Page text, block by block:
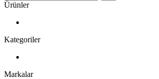
Ürünler
Kategoriler
Markalar